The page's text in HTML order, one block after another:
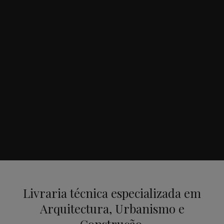
Livraria técnica especializada em
Arquitectura, Urbanismo e